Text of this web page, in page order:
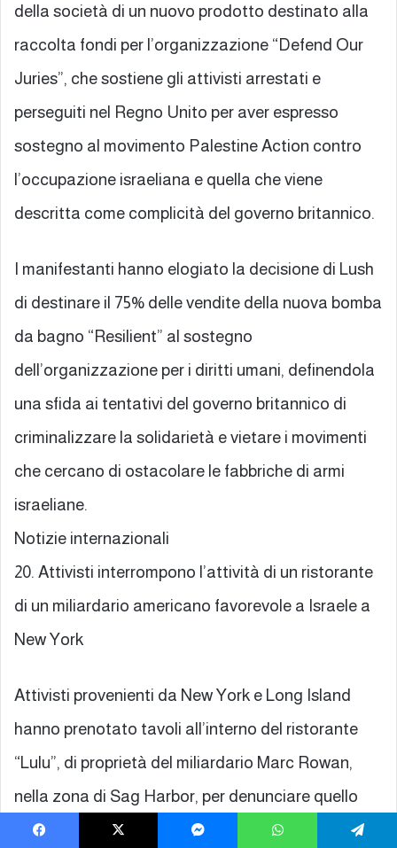
della società di un nuovo prodotto destinato alla
raccolta fondi per l’organizzazione “Defend Our
Juries”, che sostiene gli attivisti arrestati e
perseguiti nel Regno Unito per aver espresso
sostegno al movimento Palestine Action contro
l’occupazione israeliana e quella che viene
descritta come complicità del governo britannico.
I manifestanti hanno elogiato la decisione di Lush
di destinare il 75% delle vendite della nuova bomba
da bagno “Resilient” al sostegno
dell’organizzazione per i diritti umani, definendola
una sfida ai tentativi del governo britannico di
criminalizzare la solidarietà e vietare i movimenti
che cercano di ostacolare le fabbriche di armi
israeliane.
Notizie internazionali
20. Attivisti interrompono l’attività di un ristorante
di un miliardario americano favorevole a Israele a
New York
Attivisti provenienti da New York e Long Island
hanno prenotato tavoli all’interno del ristorante
“Lulu”, di proprietà del miliardario Marc Rowan,
nella zona di Sag Harbor, per denunciare quello
che descrivono come il ruolo centrale di Rowan nel